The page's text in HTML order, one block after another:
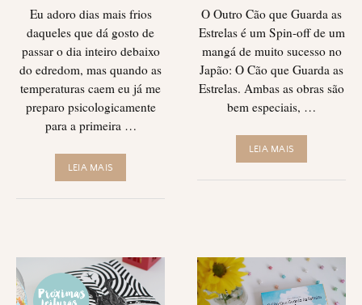
Eu adoro dias mais frios
daqueles que dá gosto de
passar o dia inteiro debaixo
do edredom, mas quando as
temperaturas caem eu já me
preparo psicologicamente
para a primeira …
LEIA MAIS
O Outro Cão que Guarda as
Estrelas é um Spin-off de um
mangá de muito sucesso no
Japão: O Cão que Guarda as
Estrelas. Ambas as obras são
bem especiais, …
LEIA MAIS